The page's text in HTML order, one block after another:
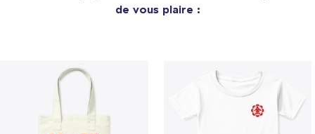
de vous plaire :